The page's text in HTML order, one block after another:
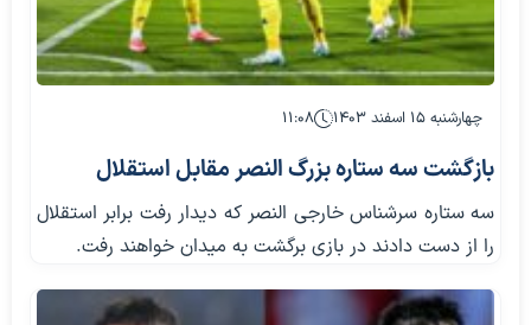
چهارشنبه ۱۵ اسفند ۱۴۰۳ ۱۱:۰۸
بازگشت سه ستاره بزرگ النصر مقابل استقلال
سه ستاره سرشناس خارجی النصر که دیدار رفت برابر استقلال
را از دست دادند در بازی برگشت به میدان خواهند رفت.